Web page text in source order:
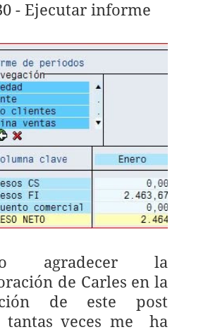
- Ejecutar informe
agradecer la
de Carles en la
de este post
tantas veces me ha